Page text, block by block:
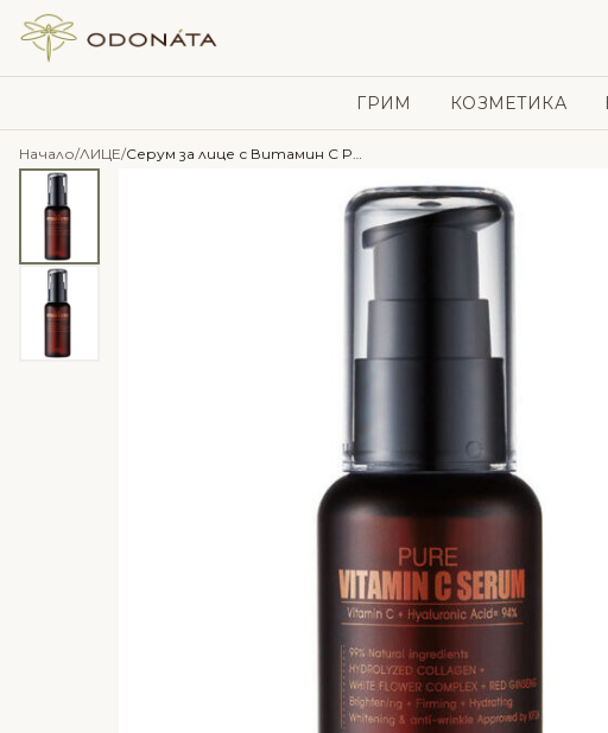
Skip to content
ГРИМ КОЗМЕТИКА
Начало/ЛИЦЕ/ Серум за лице с Витамин C Purito